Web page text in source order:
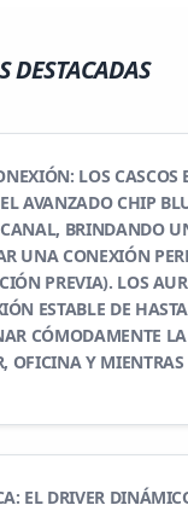
DESTACADAS
LOS
AVANZADO CHIP
BRINDANDO
UNA CONEXIÓN
PREVIA). LOS
ESTABLE DE
CÓMODAMENTE
OFICINA Y MIENTRAS
EL DRIVER